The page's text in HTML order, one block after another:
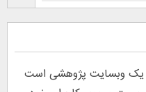
یک وبسایت پژوهشی است